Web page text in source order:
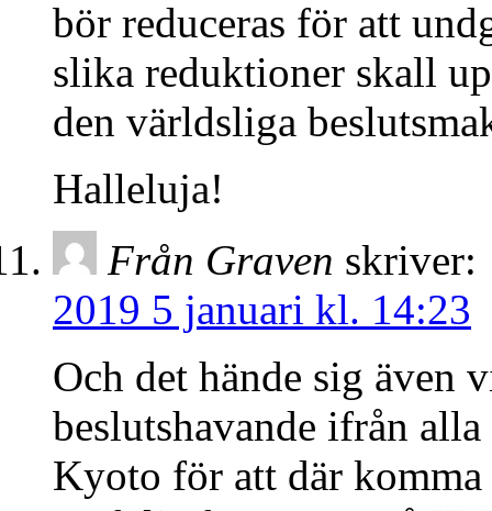
bör reduceras för att
slika reduktioner skall
den världsliga
Halleluja!
Från Graven skriver:
2019 5 januari kl. 14:23
Och det hände sig även
beslutshavande ifrån
Kyoto för att där